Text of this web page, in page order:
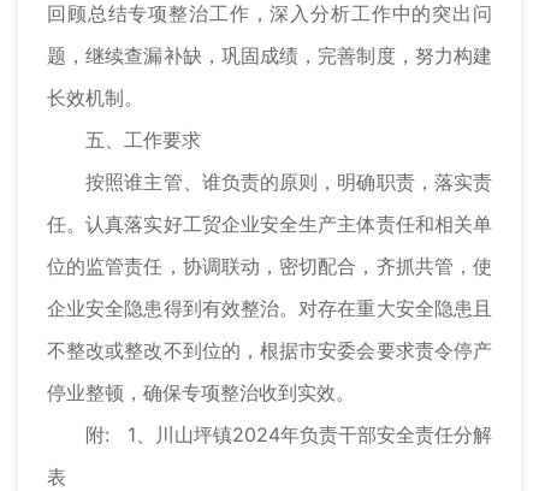
回顾总结专项整治工作，深入分析工作中的突出问
题，继续查漏补缺，巩固成绩，完善制度，努力构建
长效机制。
五、工作要求
按照谁主管、谁负责的原则，明确职责，落实责
任。认真落实好工贸企业安全生产主体责任和相关单
位的监管责任，协调联动，密切配合，齐抓共管，使
企业安全隐患得到有效整治。对存在重大安全隐患且
不整改或整改不到位的，根据市安委会要求责令停产
停业整顿，确保专项整治收到实效。
附: 1、川山坪镇2024年负责干部安全责任分解
表